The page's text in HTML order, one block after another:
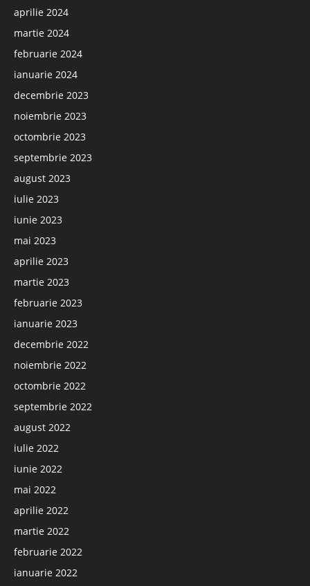
aprilie 2024
martie 2024
februarie 2024
ianuarie 2024
decembrie 2023
noiembrie 2023
octombrie 2023
septembrie 2023
august 2023
iulie 2023
iunie 2023
mai 2023
aprilie 2023
martie 2023
februarie 2023
ianuarie 2023
decembrie 2022
noiembrie 2022
octombrie 2022
septembrie 2022
august 2022
iulie 2022
iunie 2022
mai 2022
aprilie 2022
martie 2022
februarie 2022
ianuarie 2022